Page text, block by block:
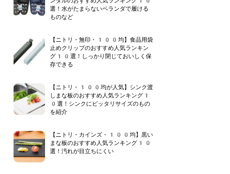
選！水がたまらないベランダで履ける
ものなど
【ニトリ・無印・100均】食品用袋
止めクリップのおすすめ人気ランキン
グ10選！しっかり閉じておいしく保
存できる
【ニトリ・100均が人気】シンク渡
しまな板のおすすめ人気ランキング1
0選！シンクにピッタリサイズのもの
を紹介
【ニトリ・カインズ・100均】黒い
まな板のおすすめ人気ランキング10
選！汚れが目立ちにくい